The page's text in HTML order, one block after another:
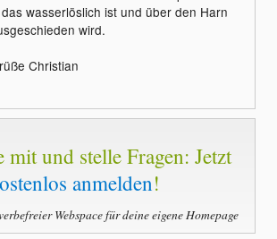
wasserlöslich ist und über den Harn
wird.
Christian
mit und stelle Fragen: Jetzt
anmelden!
Webspace für deine eigene Homepage